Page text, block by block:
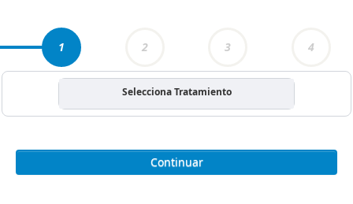
1 2 3 4
Selecciona Tratamiento
Continuar